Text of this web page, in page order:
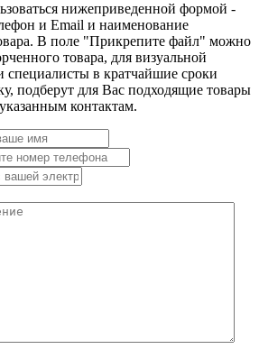
нижеприведенной формой -
и Email и наименование
В поле "Прикрепите файл" можно
товара, для визуальной
в кратчайшие сроки
подберут для Вас подходящие товары
контактам.